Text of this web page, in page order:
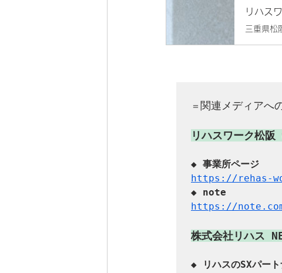
リハス
＝ 関連メディアへ
https://rehas-
◆ note
https://
◆ リハスのSXパート